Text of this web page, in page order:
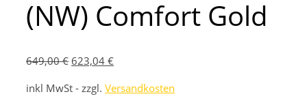
(NW) Comfort Gold
649,00€ Ursprünglicher
war:
623,04 €Aktueller
ist:
inkl MwSt - zzgl. Versandkosten